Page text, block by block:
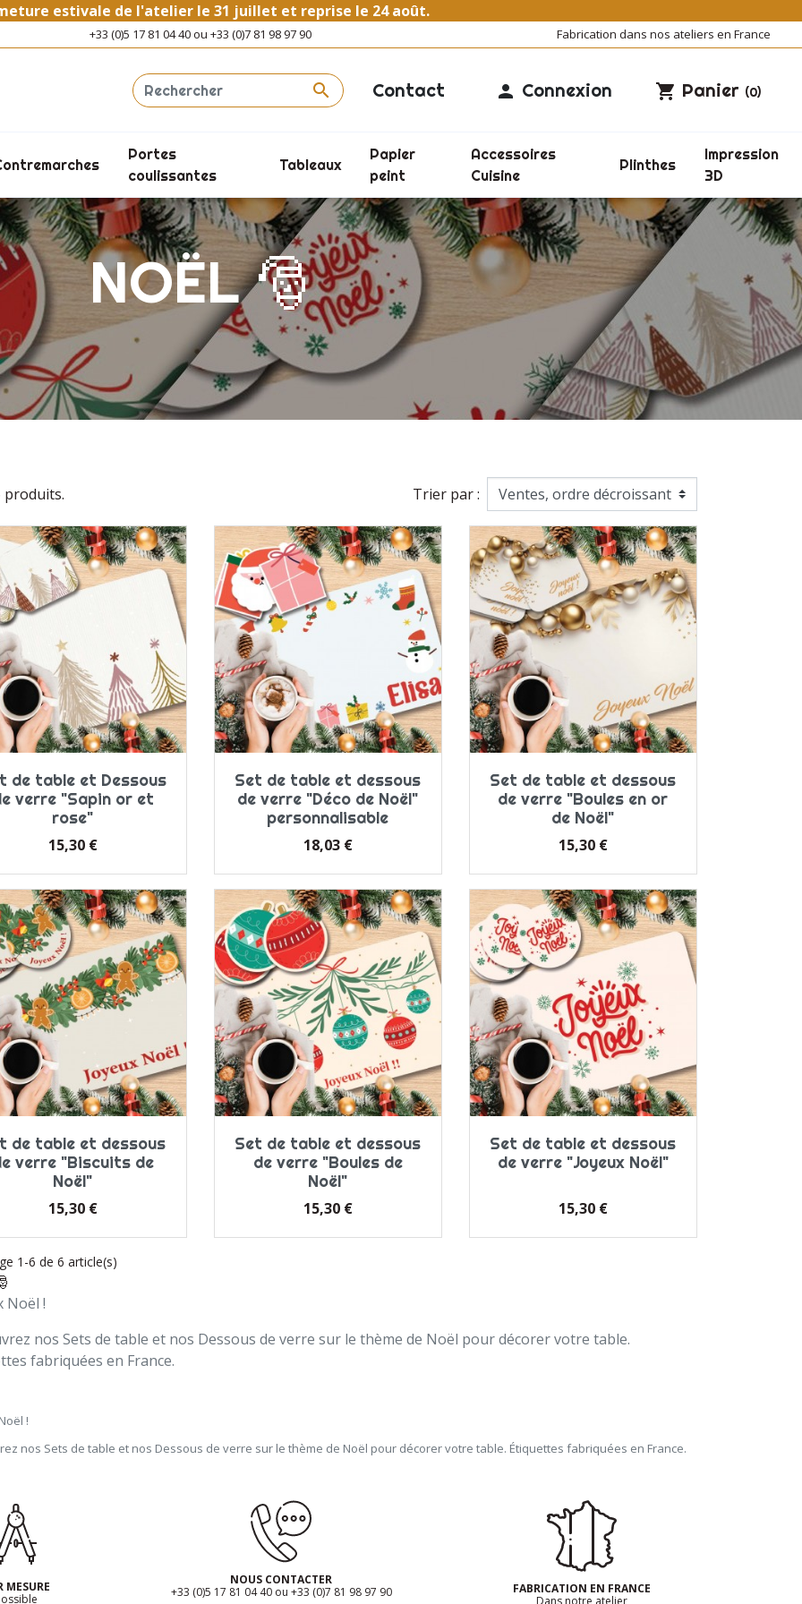
estivale de l'atelier le 31 juillet et reprise le 24 août.
+33 (0)5 17 81 04 40 ou +33 (0)7 81 98 97 90 Fabrication dans nos ateliers en France
 Contact  Connexion shopping_cart Panier (0)
Portes
coulissantes
Tableaux
Papier
peint
Accessoires
Cuisine
Plinthes
Impression
3D
NOËL 🎅
produits. Trier par :
de table et Dessous
verre "Sapin or et
rose"
Prix
15,30 €
Set de table et dessous
de verre "Déco de Noël"
personnalisable
Prix
18,03 €
Set de table et dessous
de verre "Boules en or
de Noël"
Prix
15,30 €
de table et dessous
verre "Biscuits de
Noël"
Prix
15,30 €
Set de table et dessous
de verre "Boules de
Noël"
Prix
15,30 €
Set de table et dessous
de verre "Joyeux Noël"
Prix
15,30 €
1-6 de 6 article(s)
Noël !
nos Sets de table et nos Dessous de verre sur le thème de Noël pour décorer votre table.
fabriquées en France.
!
nos Sets de table et nos Dessous de verre sur le thème de Noël pour décorer votre table. Étiquettes fabriquées en France.
MESURE
NOUS CONTACTER
+33 (0)5 17 81 04 40 ou +33 (0)7 81 98 97 90
FABRICATION EN FRANCE
Dans notre atelier